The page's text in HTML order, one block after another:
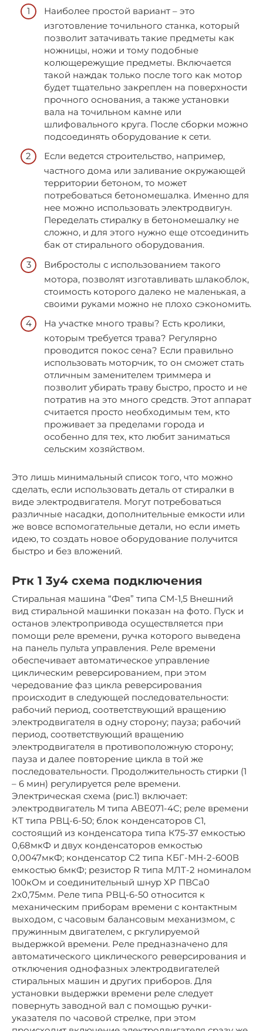
Наиболее простой вариант – это
изготовление точильного станка, который
позволит затачивать такие предметы как
ножницы, ножи и тому подобные
колющережущие предметы. Включается
такой наждак только после того как мотор
будет тщательно закреплен на поверхности
прочного основания, а также установки
вала на точильном камне или
шлифовального круга. После сборки можно
подсоединять оборудование к сети.
Если ведется строительство, например,
частного дома или заливание окружающей
территории бетоном, то может
потребоваться бетономешалка. Именно для
нее можно использовать электродвигун.
Переделать стиралку в бетономешалку не
сложно, и для этого нужно еще отсоединить
бак от стирального оборудования.
Вибростолы с использованием такого
мотора, позволят изготавливать шлакоблок,
стоимость которого далеко не маленькая, а
своими руками можно не плохо сэкономить.
На участке много травы? Есть кролики,
которым требуется трава? Регулярно
проводится покос сена? Если правильно
использовать моторчик, то он сможет стать
отличным заменителем триммера и
позволит убирать траву быстро, просто и не
потратив на это много средств. Этот аппарат
считается просто необходимым тем, кто
проживает за пределами города и
особенно для тех, кто любит заниматься
сельским хозяйством.
Это лишь минимальный список того, что можно
сделать, если использовать деталь от стиралки в
виде электродвигателя. Могут потребоваться
различные насадки, дополнительные емкости или
же вовсе вспомогательные детали, но если иметь
идею, то создать новое оборудование получится
быстро и без вложений.
Ртк 1 3у4 схема подключения
Стиральная машина “Фея” типа СМ-1,5 Внешний
вид стиральной машинки показан на фото. Пуск и
останов электропривода осуществляется при
помощи реле времени, ручка которого выведена
на панель пульта управления. Реле времени
обеспечивает автоматическое управление
циклическим реверсированием, при этом
чередование фаз цикла реверсирования
происходит в следующей последовательности:
рабочий период, соответствующий вращению
электродвигателя в одну сторону; пауза; рабочий
период, соответствующий вращению
электродвигателя в противоположную сторону;
пауза и далее повторение цикла в той же
последовательности. Продолжительность стирки (1
– 6 мин) регулируется реле времени.
Электрическая схема (рис.1) включает:
электродвигатель М типа АВЕ071-4С; реле времени
КТ типа РВЦ-6-50; блок конденсаторов С1,
состоящий из конденсатора типа К75-37 емкостью
0,68мкФ и двух конденсаторов емкостью
0,0047мкФ; конденсатор С2 типа КБГ-МН-2-600В
емкостью 6мкФ; резистор R типа МЛТ-2 номиналом
100кОм и соединительный шнур ХР ПВСа0
2х0,75мм. Реле типа РВЦ-6-50 относится к
механическим приборам времени с контактным
выходом, с часовым балансовым механизмом, с
пружинным двигателем, с ркгулируемой
выдержкой времени. Реле предназначено для
автоматического циклического реверсирования и
отключения однофазных электродвигателей
стиральных машин и других приборов. Для
установки выдержки времени реле следует
повернуть заводной вал с помощью ручки-
указателя по часовой стрелке, при этом